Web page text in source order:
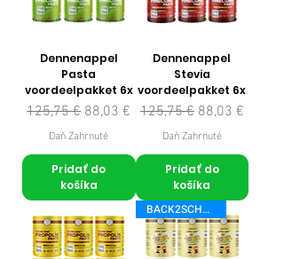
Dennenappel
Pasta
voordeelpakket 6x
Normálna cena
125,75 € Zľavnená cena
88,03 €
Daň Zahrnuté
Pridať do
košíka
Dennenappel
Stevia
voordeelpakket 6x
Normálna cena
125,75 € Zľavnená cena
88,03 €
Daň Zahrnuté
Pridať do
košíka
BACK2SCHOOL